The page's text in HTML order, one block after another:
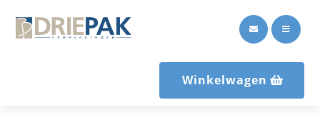
 
Winkelwagen